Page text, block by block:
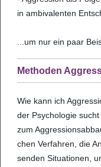
in ambi­va­len­ten
...um nur ein paar
Methoden
Wie kann ich
der Psy­cho­lo­gie
zum
chen Ver­fah­ren, die
sen­den Situa­ti­o­nen,